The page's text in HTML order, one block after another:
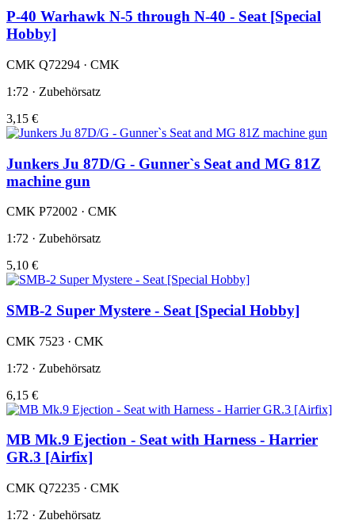
P-40 Warhawk N-5 through N-40 - Seat [Special
Hobby]
CMK Q72294 · CMK
1:72 · Zubehörsatz
3,15 €
Junkers Ju 87D/G - Gunner`s Seat and MG 81Z
machine gun
CMK P72002 · CMK
1:72 · Zubehörsatz
5,10 €
SMB-2 Super Mystere - Seat [Special Hobby]
CMK 7523 · CMK
1:72 · Zubehörsatz
6,15 €
MB Mk.9 Ejection - Seat with Harness - Harrier
GR.3 [Airfix]
CMK Q72235 · CMK
1:72 · Zubehörsatz